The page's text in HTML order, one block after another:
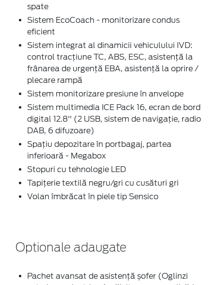
spate
Sistem EcoCoach - monitorizare condus
eficient
Sistem integrat al dinamicii vehiculului IVD:
control tracțiune TC, ABS, ESC, asistență la
frânarea de urgență EBA, asistență la oprire /
plecare rampă
Sistem monitorizare presiune în anvelope
Sistem multimedia ICE Pack 16, ecran de bord
digital 12.8'' (2 USB, sistem de navigație, radio
DAB, 6 difuzoare)
Spațiu depozitare în portbagaj, partea
inferioară - Megabox
Stopuri cu tehnologie LED
Tapițerie textilă negru/gri cu cusături gri
Volan îmbrăcat în piele tip Sensico
Optionale adaugate
Pachet avansat de asistență șofer (Oglinzi